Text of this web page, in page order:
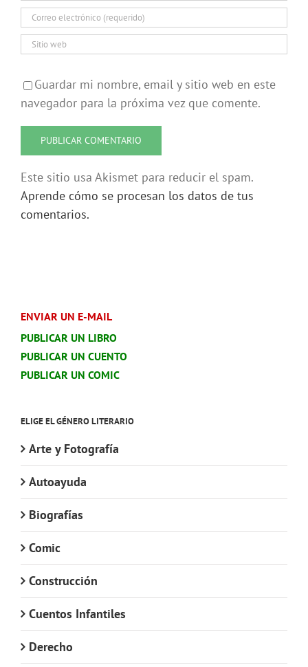
Guardar mi nombre, email y sitio web en este
navegador para la próxima vez que comente.
Este sitio usa Akismet para reducir el spam.
Aprende cómo se procesan los datos de tus
comentarios.
ENVIAR UN E-MAIL
PUBLICAR UN LIBRO
PUBLICAR UN CUENTO
PUBLICAR UN COMIC
ELIGE EL GÉNERO LITERARIO
Arte y Fotografía
Autoayuda
Biografías
Comic
Construcción
Cuentos Infantiles
Derecho